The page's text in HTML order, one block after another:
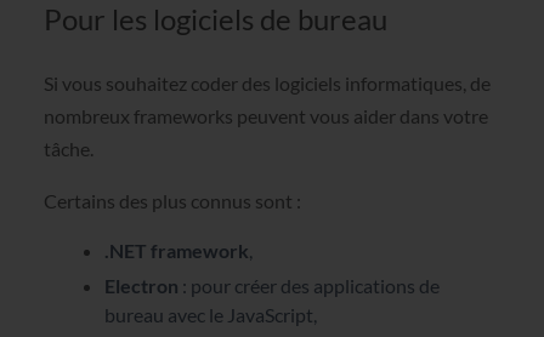
Pour les logiciels de bureau
Si vous souhaitez coder des logiciels informatiques, de
nombreux frameworks peuvent vous aider dans votre
tâche.
Certains des plus connus sont :
.NET framework,
Electron : pour créer des applications de
bureau avec le JavaScript,